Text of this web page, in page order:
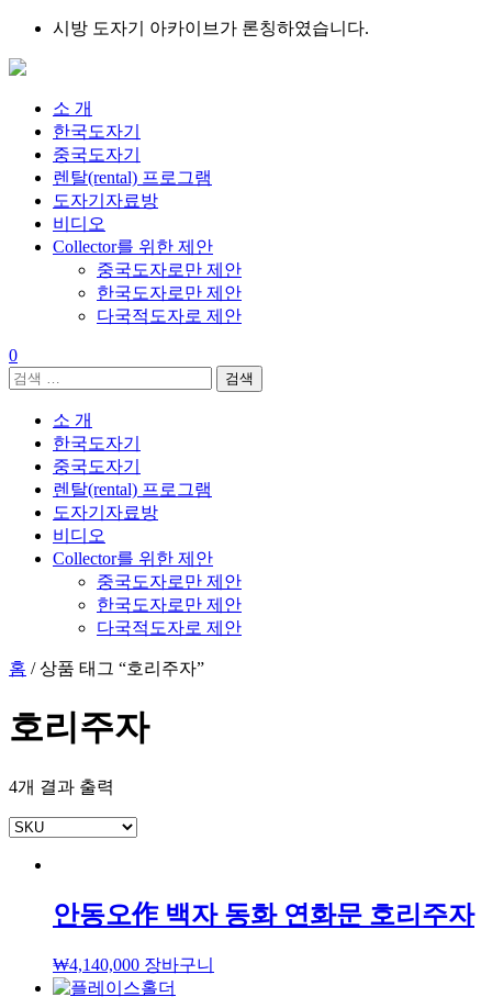
Skip
content
시방 도자기 아카이브가 론칭하였습니다.
소 개
한국도자기
중국도자기
렌탈(rental) 프로그램
도자기자료방
비디오
Collector를 위한 제안
중국도자로만 제안
한국도자로만 제안
다국적도자로 제안
0
검
소 개
한국도자기
중국도자기
렌탈(rental) 프로그램
도자기자료방
비디오
Collector를 위한 제안
중국도자로만 제안
한국도자로만 제안
다국적도자로 제안
홈 / 상품 태그 “호리주자”
호리주자
4개 결과 출력
안동오作 백자 동화 연화문 호리주자
₩4,140,000 장바구니